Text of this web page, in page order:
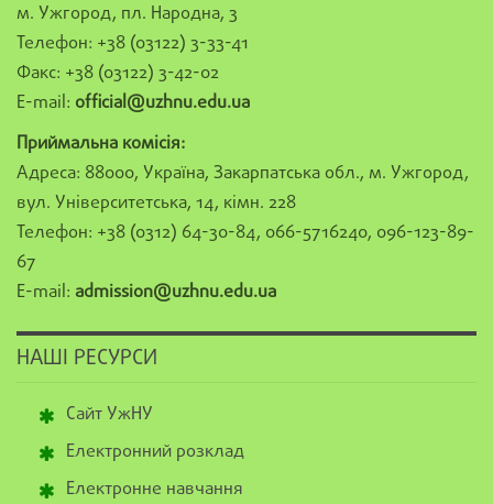
м. Ужгород, пл. Народна, 3
Телефон: +38 (03122) 3-33-41
Факс: +38 (03122) 3-42-02
E-mail: official@uzhnu.edu.ua
Приймальна комісія:
Адреса: 88000, Україна, Закарпатська обл., м. Ужгород,
вул. Університетська, 14, кімн. 228
Телефон: +38 (0312) 64-30-84, 066-5716240, 096-123-89-
67
E-mail: admission@uzhnu.edu.ua
НАШІ РЕСУРСИ
Сайт УжНУ
Електронний розклад
Електронне навчання